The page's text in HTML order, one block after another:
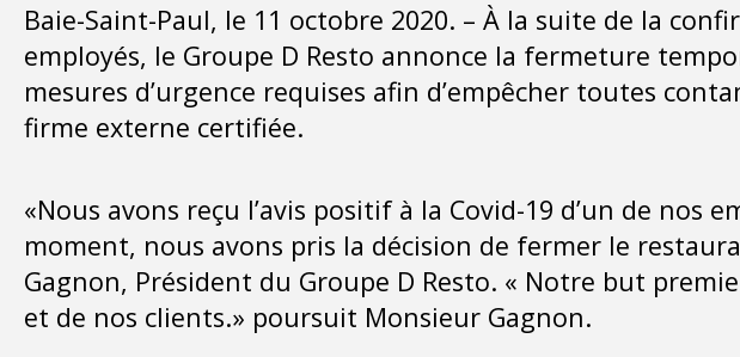
Baie-Saint-Paul, le 11 octobre 2020. – À la suite de la
employés, le Groupe D Resto annonce la fermeture
mesures d’urgence requises afin d’empêcher toutes
firme externe certifiée.
«Nous avons reçu l’avis positif à la Covid-19 d’un de nos
moment, nous avons pris la décision de fermer le
Gagnon, Président du Groupe D Resto. « Notre but
et de nos clients.» poursuit Monsieur Gagnon.